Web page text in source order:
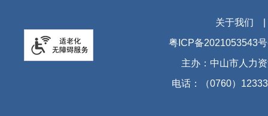
关于我们
粤ICP备2021053543
主办：中山市人力
电话：（0760）12333